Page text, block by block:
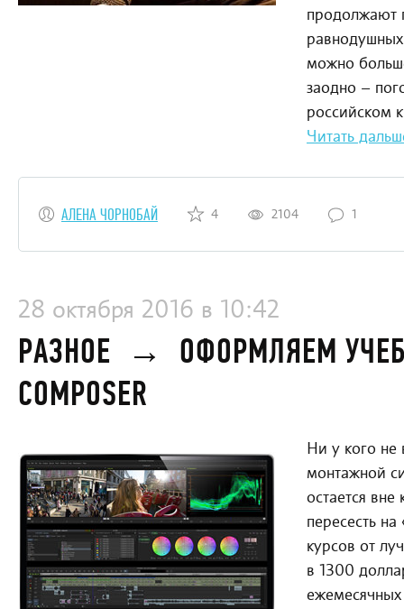
продолжают
можно
заодно –
российском
Читать
АЛЕНА ЧОРНОБАЙ 4 2104 1
28 октября 2016 в 10:42
РАЗНОЕ → ОФОРМЛЯЕМ
COMPOSER
Ни у кого не
монтажной
остается
пересесть
курсов от
в 1300